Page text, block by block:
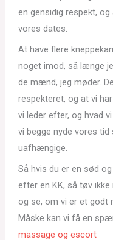
en gensidig respekt,
vores dates.
At have flere
noget imod, så længe
de mænd, jeg møder.
respekteret, og at vi
vi leder efter, og hvad
vi begge nyde vores
uafhængige.
Så hvis du er en sød
efter en KK, så tøv
og se, om vi er et godt
Måske kan vi få en
massage og escort